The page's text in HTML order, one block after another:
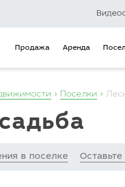
Продажа Аренда
Поселки
в поселке Оставьте